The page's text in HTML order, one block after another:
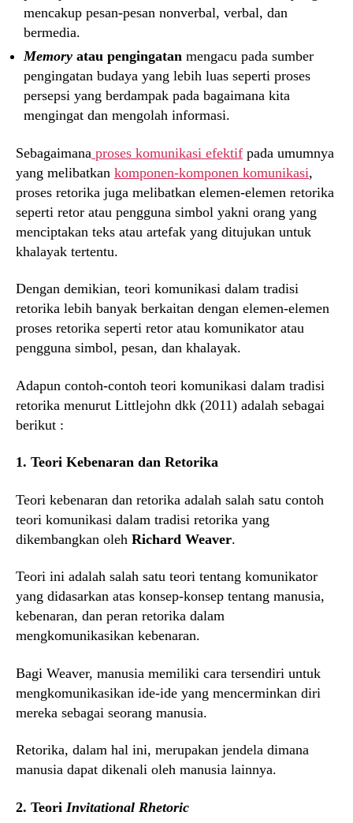
mencakup pesan-pesan nonverbal, verbal, dan
bermedia.
Memory atau pengingatan mengacu pada sumber
pengingatan budaya yang lebih luas seperti proses
persepsi yang berdampak pada bagaimana kita
mengingat dan mengolah informasi.
Sebagaimana proses komunikasi efektif pada umumnya
yang melibatkan komponen-komponen komunikasi,
proses retorika juga melibatkan elemen-elemen retorika
seperti retor atau pengguna simbol yakni orang yang
menciptakan teks atau artefak yang ditujukan untuk
khalayak tertentu.
Dengan demikian, teori komunikasi dalam tradisi
retorika lebih banyak berkaitan dengan elemen-elemen
proses retorika seperti retor atau komunikator atau
pengguna simbol, pesan, dan khalayak.
Adapun contoh-contoh teori komunikasi dalam tradisi
retorika menurut Littlejohn dkk (2011) adalah sebagai
berikut :
1. Teori Kebenaran dan Retorika
Teori kebenaran dan retorika adalah salah satu contoh
teori komunikasi dalam tradisi retorika yang
dikembangkan oleh Richard Weaver.
Teori ini adalah salah satu teori tentang komunikator
yang didasarkan atas konsep-konsep tentang manusia,
kebenaran, dan peran retorika dalam
mengkomunikasikan kebenaran.
Bagi Weaver, manusia memiliki cara tersendiri untuk
mengkomunikasikan ide-ide yang mencerminkan diri
mereka sebagai seorang manusia.
Retorika, dalam hal ini, merupakan jendela dimana
manusia dapat dikenali oleh manusia lainnya.
2. Teori Invitational Rhetoric